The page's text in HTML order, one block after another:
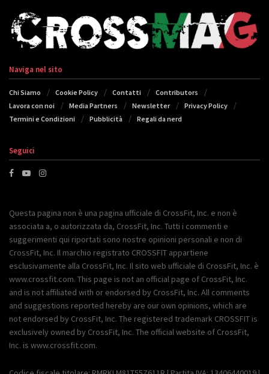
Naviga nel sito
Chi Siamo Cookie Policy Contatti
Contributors
Lavora con noi
Media Partners Newsletter
Privacy Policy
Termini e Condizioni
Pubblicità Regali da nerd
Seguici
Questa pagina non è una pagina ufficiale di CrossFit, Inc. e non è
associata a, o autorizzata da, CrossFit, Inc. Tutti i commenti e
suggerimenti qui riportati sono nostre opinioni personali e non di
CrossFit, Inc. Il marchio registrato CROSSFIT appartiene
esclusivamente alla CrossFit, Inc. Il sito web ufficiale di CrossFit, Inc. è
www.crossfit.com. This page is not an official page of CrossFit, Inc.
and is not affiliated with or endorsed by CrossFit, Inc. All comments
and suggestions reported hereby are our own opinions, which are
not endorsed by CrossFit, Inc. The registered trademark CROSSFIT is
exclusively owned by CrossFit, Inc. The official website of CrossFit,
Inc. is www.crossfit.com.